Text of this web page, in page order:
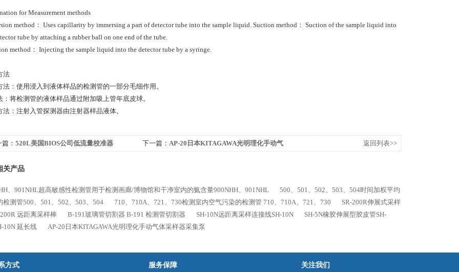
for Measurement methods
method： Uses capillarity by immersing a part of detector tube into the sample liquid. Suction method： Suction of the sample liquid into
tube by attaching a rubber ball on one end of the tube.
method： Injecting the sample liquid into the detector tube by a syringe.
法
法：使用浸入到液体样品的检测管的一部分毛细作用。
：将检测管的液体样品通过附加吸上管年底皮球。
法：注射入管探测器由注射器样品液体。
： 520L美国BIOS公司低流量校准器
下一篇： AP-20日本KITAGAWA光明理化手动气
返回列表>>
关产品
、901NHL超高敏感性检测管用于检测画廊/博物馆和干净室内的氨含量900NHH、901NHL
500、501、502、503、504时间加权平均
检测管500、501、502、503、504
710、710A、721、730检测室内空气污染的检测管 710、710A、721、730
SR-200R伸展式采样
远距离采样棒
B-191玻璃管切割器 B-191 检测管切割器 SH-10N远距离采样连接线SH-10N
SH-5N橡胶伸展型胶皮管SH-
10N 延长线
AP-20日本KITAGAWA光明理化手动气体采样器采集泵
方式 服务保障 关注我们